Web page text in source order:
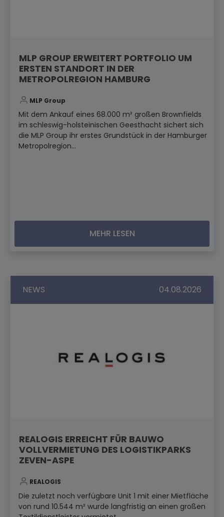
MLP GROUP ERWEITERT PORTFOLIO UM
ERSTEN STANDORT IN DER
METROPOLREGION HAMBURG
MLP Group
Mit dem Ankauf eines 68.000 m² großen Brownfields
im schleswig-holsteinischen Geesthacht sichert sich
die MLP Group ihr erstes Grundstück in der Hamburger
Metropolregion...
MEHR LESEN
NEWS 04.08.2026
REALOGIS ERREICHT FÜR BAUWO
VOLLVERMIETUNG DES LOGISTIKPARKS
ZEVEN-ASPE
REALOGIS
Die zuletzt noch verfügbare Unit 1 mit einer Mietfläche
von rund 10.544 m² wurde langfristig an einen großen